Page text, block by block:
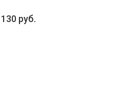
130 руб.